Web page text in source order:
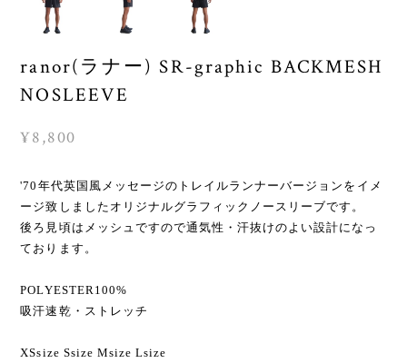
ranor(ラナー) SR-graphic BACKMESH
NOSLEEVE
¥8,800
'70年代英国風メッセージのトレイルランナーバージョンをイメ
ージ致しましたオリジナルグラフィックノースリーブです。
後ろ見頃はメッシュですので通気性・汗抜けのよい設計になっ
ております。
POLYESTER100%
吸汗速乾・ストレッチ
XSsize Ssize Мsize Lsize